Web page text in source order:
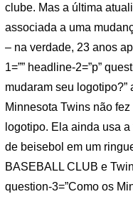
clube. Mas a última
associada a uma
– na verdade, 23 anos
1=”” headline-2=”p”
mudaram seu logotipo?”
Minnesota Twins não
logotipo. Ela ainda usa
de beisebol em um
BASEBALL CLUB e
question-3=”Como os